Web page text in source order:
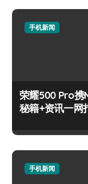
手机新闻
荣耀500 Pro携
秘籍+资讯一网
手机新闻